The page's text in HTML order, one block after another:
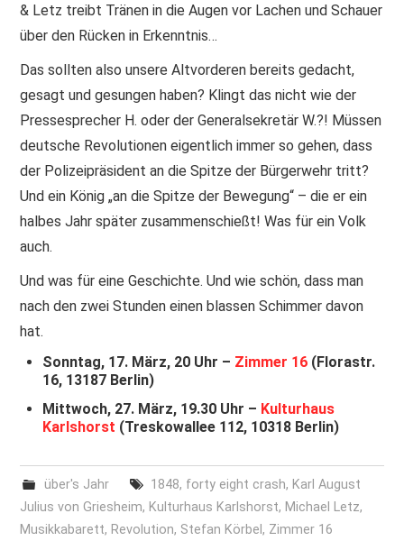
& Letz treibt Tränen in die Augen vor Lachen und Schauer
über den Rücken in Erkenntnis…
Das sollten also unsere Altvorderen bereits gedacht,
gesagt und gesungen haben? Klingt das nicht wie der
Pressesprecher H. oder der Generalsekretär W.?! Müssen
deutsche Revolutionen eigentlich immer so gehen, dass
der Polizeipräsident an die Spitze der Bürgerwehr tritt?
Und ein König „an die Spitze der Bewegung“ – die er ein
halbes Jahr später zusammenschießt! Was für ein Volk
auch.
Und was für eine Geschichte. Und wie schön, dass man
nach den zwei Stunden einen blassen Schimmer davon
hat.
Sonntag, 17. März, 20 Uhr – Zimmer 16 (Florastr.
16, 13187 Berlin)
Mittwoch, 27. März, 19.30 Uhr – Kulturhaus
Karlshorst (Treskowallee 112, 10318 Berlin)
über's Jahr 1848, forty eight crash, Karl August
Julius von Griesheim, Kulturhaus Karlshorst, Michael Letz,
Musikkabarett, Revolution, Stefan Körbel, Zimmer 16